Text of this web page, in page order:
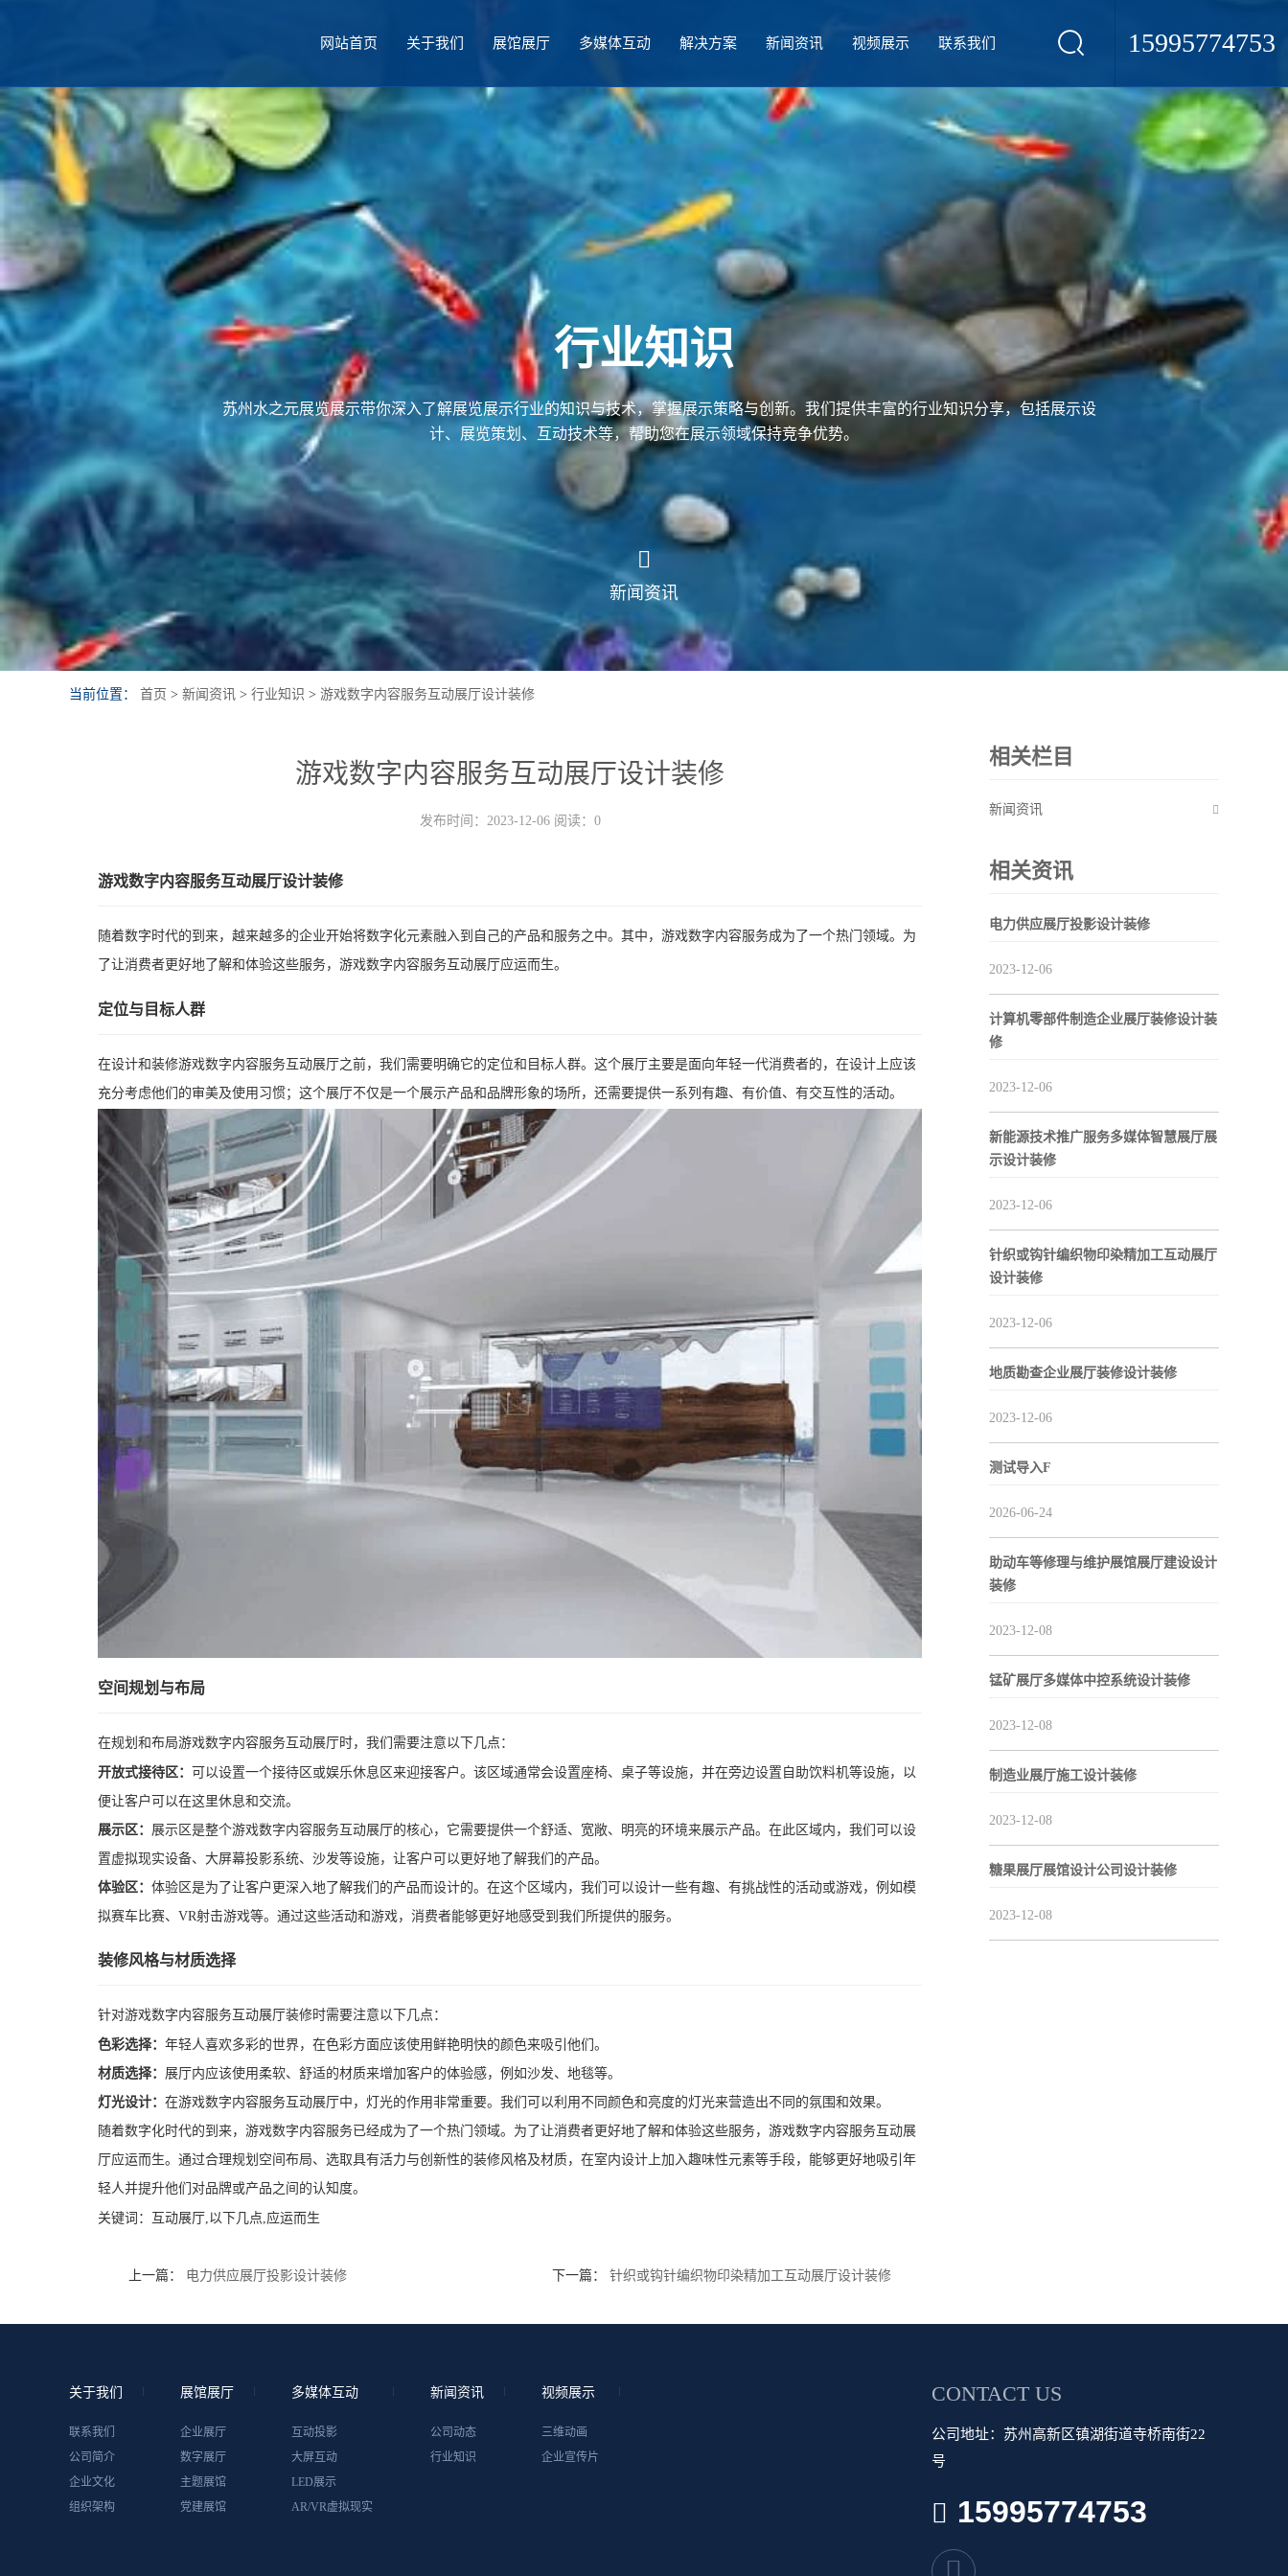
15995774753
网站首页 关于我们 展馆展厅 多媒体互动 解决方案 新闻资讯 视频展示 联系我们
行业知识
苏州水之元展览展示带你深入了解展览展示行业的知识与技术，掌握展示策略与创新。我们提供丰富的行业知识分享，包括展示设
计、展览策划、互动技术等，帮助您在展示领域保持竞争优势。
新闻资讯
当前位置： 首页 > 新闻资讯 > 行业知识 > 游戏数字内容服务互动展厅设计装修
游戏数字内容服务互动展厅设计装修
发布时间：2023-12-06 阅读：0
游戏数字内容服务互动展厅设计装修
随着数字时代的到来，越来越多的企业开始将数字化元素融入到自己的产品和服务之中。其中，游戏数字内容服务成为了一个热门领域。为
了让消费者更好地了解和体验这些服务，游戏数字内容服务互动展厅应运而生。
定位与目标人群
在设计和装修游戏数字内容服务互动展厅之前，我们需要明确它的定位和目标人群。这个展厅主要是面向年轻一代消费者的，在设计上应该
充分考虑他们的审美及使用习惯；这个展厅不仅是一个展示产品和品牌形象的场所，还需要提供一系列有趣、有价值、有交互性的活动。
空间规划与布局
在规划和布局游戏数字内容服务互动展厅时，我们需要注意以下几点：
开放式接待区：
可以设置一个接待区或娱乐休息区来迎接客户。该区域通常会设置座椅、桌子等设施，并在旁边设置自助饮料机等设施，以
便让客户可以在这里休息和交流。
展示区： 展示区是整个游戏数字内容服务互动展厅的核心，它需要提供一个舒适、宽敞、明亮的环境来展示产品。在此区域内，我们可以设
置虚拟现实设备、大屏幕投影系统、沙发等设施，让客户可以更好地了解我们的产品。
体验区： 体验区是为了让客户更深入地了解我们的产品而设计的。在这个区域内，我们可以设计一些有趣、有挑战性的活动或游戏，例如模
拟赛车比赛、VR射击游戏等。通过这些活动和游戏，消费者能够更好地感受到我们所提供的服务。
装修风格与材质选择
针对游戏数字内容服务互动展厅装修时需要注意以下几点：
色彩选择： 年轻人喜欢多彩的世界，在色彩方面应该使用鲜艳明快的颜色来吸引他们。
材质选择： 展厅内应该使用柔软、舒适的材质来增加客户的体验感，例如沙发、地毯等。
灯光设计： 在游戏数字内容服务互动展厅中，灯光的作用非常重要。我们可以利用不同颜色和亮度的灯光来营造出不同的氛围和效果。
随着数字化时代的到来，游戏数字内容服务已经成为了一个热门领域。为了让消费者更好地了解和体验这些服务，游戏数字内容服务互动展
厅应运而生。通过合理规划空间布局、选取具有活力与创新性的装修风格及材质，在室内设计上加入趣味性元素等手段，能够更好地吸引年
轻人并提升他们对品牌或产品之间的认知度。
关键词： 互动展厅,以下几点,应运而生
上一篇： 电力供应展厅投影设计装修 下一篇： 针织或钩针编织物印染精加工互动展厅设计装修
相关栏目
新闻资讯
相关资讯
电力供应展厅投影设计装修
2023-12-06
计算机零部件制造企业展厅装修设计装
修
2023-12-06
新能源技术推广服务多媒体智慧展厅展
示设计装修
2023-12-06
针织或钩针编织物印染精加工互动展厅
设计装修
2023-12-06
地质勘查企业展厅装修设计装修
2023-12-06
测试导入F
2026-06-24
助动车等修理与维护展馆展厅建设设计
装修
2023-12-08
锰矿展厅多媒体中控系统设计装修
2023-12-08
制造业展厅施工设计装修
2023-12-08
糖果展厅展馆设计公司设计装修
2023-12-08
关于我们
联系我们
公司简介
企业文化
组织架构
展馆展厅
企业展厅
数字展厅
主题展馆
党建展馆
多媒体互动
互动投影
大屏互动
LED展示
AR/VR虚拟现实
新闻资讯
公司动态
行业知识
视频展示
三维动画
企业宣传片
CONTACT US
公司地址：苏州高新区镇湖街道寺桥南街22
号
15995774753